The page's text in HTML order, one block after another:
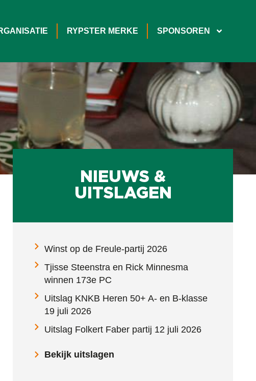
RYPSTER MERKE SPONSOREN
NIEUWS &
UITSLAGEN
Winst op de Freule-partij 2026
Tjisse Steenstra en Rick Minnesma
winnen 173e PC
Uitslag KNKB Heren 50+ A- en B-klasse
19 juli 2026
Uitslag Folkert Faber partij 12 juli 2026
Bekijk uitslagen